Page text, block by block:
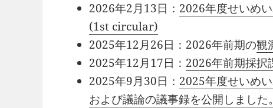
2026年2月13日： 2026年度せいめ
(1st circular)
2025年12月26日：2026年前期の観
2025年12月17日： 2026年前期採択
2025年9月30日： 2025年度せいめ
および議論の議事録を公開しました。